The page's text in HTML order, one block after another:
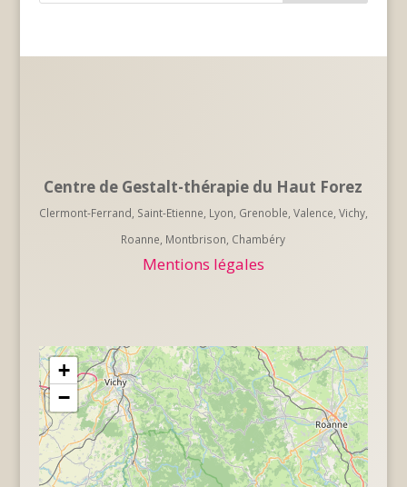
Centre de Gestalt-thérapie du Haut Forez
Clermont-Ferrand, Saint-Etienne, Lyon, Grenoble, Valence, Vichy,
Roanne, Montbrison, Chambéry
Mentions légales
+
−